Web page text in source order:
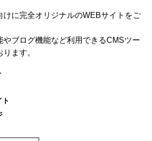
けに完全オリジナルのWEBサイトをご
やブログ機能など利用できるCMSツー
ます。
ト